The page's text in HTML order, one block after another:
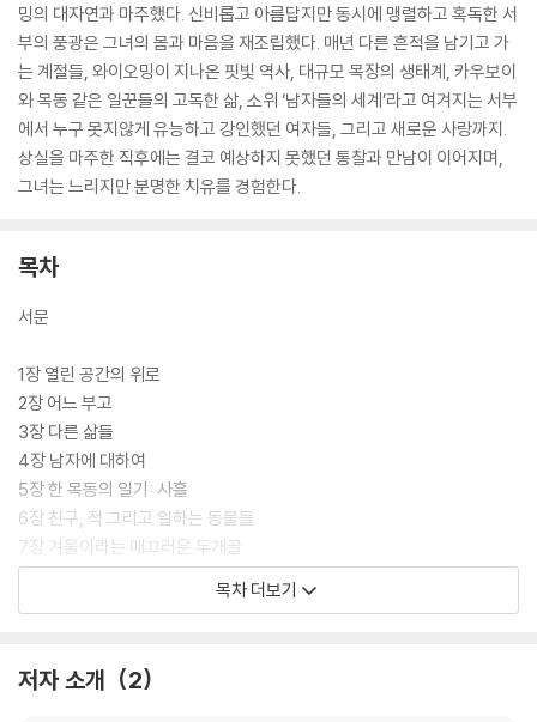
밍의 대자연과 마주했다. 신비롭고 아름답지만 동시에 맹렬하고 혹독한 서
부의 풍광은 그녀의 몸과 마음을 재조립했다. 매년 다른 흔적을 남기고 가
는 계절들, 와이오밍이 지나온 핏빛 역사, 대규모 목장의 생태계, 카우보이
와 목동 같은 일꾼들의 고독한 삶, 소위 ‘남자들의 세계’라고 여겨지는 서부
에서 누구 못지않게 유능하고 강인했던 여자들, 그리고 새로운 사랑까지.
상실을 마주한 직후에는 결코 예상하지 못했던 통찰과 만남이 이어지며,
그녀는 느리지만 분명한 치유를 경험한다.
목차
서문
1장 열린 공간의 위로
2장 어느 부고
3장 다른 삶들
4장 남자에 대하여
5장 한 목동의 일기: 사흘
6장 친구, 적 그리고 일하는 동물들
7장 겨울이라는 매끄러운 두개골
8장 물에 관하여
12장 폭풍, 옥수수 밭, 엘크
목차 더보기
저자 소개 2